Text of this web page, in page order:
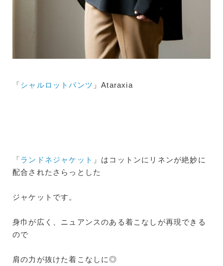
「シャルロットパンツ 」Ataraxia
「ランドネジャケット 」はコットンにリネンが絶妙に
配合されたさらっとした
ジャケットです。
身巾が広く、ニュアンスのある着こなしが再現できる
ので
肩の力が抜けた着こなしに◎